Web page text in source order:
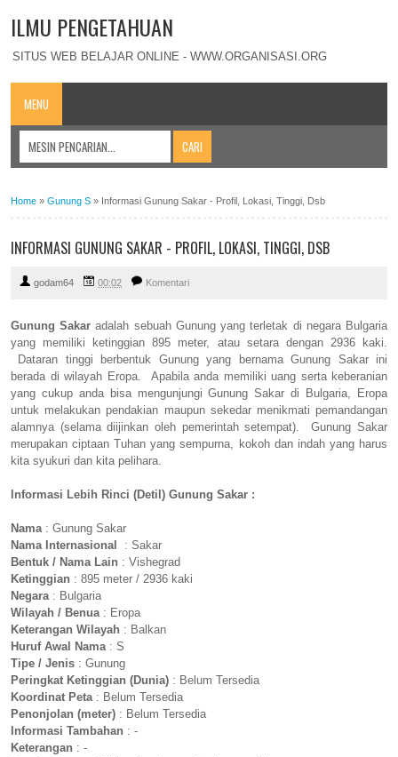
ILMU PENGETAHUAN
SITUS WEB BELAJAR ONLINE - WWW.ORGANISASI.ORG
MENU
Home » Gunung S » Informasi Gunung Sakar - Profil, Lokasi, Tinggi, Dsb
INFORMASI GUNUNG SAKAR - PROFIL, LOKASI, TINGGI, DSB
godam64 00:02 Komentari
Gunung Sakar adalah sebuah Gunung yang terletak di negara Bulgaria
yang memiliki ketinggian 895 meter, atau setara dengan 2936 kaki.
Dataran tinggi berbentuk Gunung yang bernama Gunung Sakar ini
berada di wilayah Eropa. Apabila anda memiliki uang serta keberanian
yang cukup anda bisa mengunjungi Gunung Sakar di Bulgaria, Eropa
untuk melakukan pendakian maupun sekedar menikmati pemandangan
alamnya (selama diijinkan oleh pemerintah setempat). Gunung Sakar
merupakan ciptaan Tuhan yang sempurna, kokoh dan indah yang harus
kita syukuri dan kita pelihara.
Informasi Lebih Rinci (Detil) Gunung Sakar :
Nama: Gunung Sakar
Nama Internasional
: Sakar
Bentuk / Nama Lain : Vishegrad
Ketinggian : 895 meter / 2936 kaki
Negara: Bulgaria
Wilayah / Benua: Eropa
Keterangan Wilayah : Balkan
Huruf Awal Nama: S
Tipe / Jenis : Gunung
Peringkat Ketinggian (Dunia) : Belum Tersedia
Koordinat Peta: Belum Tersedia
Penonjolan (meter) : Belum Tersedia
Informasi Tambahan : -
Keterangan : -